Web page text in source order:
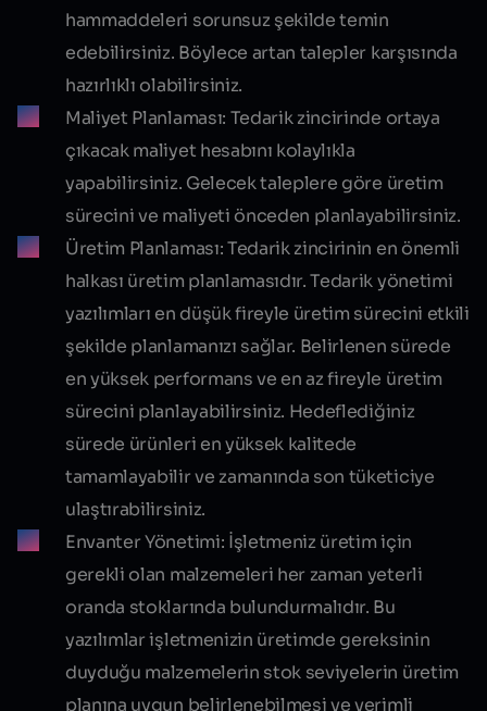
hammaddeleri sorunsuz şekilde temin
edebilirsiniz. Böylece artan talepler karşısında
hazırlıklı olabilirsiniz.
Maliyet Planlaması: Tedarik zincirinde ortaya
çıkacak maliyet hesabını kolaylıkla
yapabilirsiniz. Gelecek taleplere göre üretim
sürecini ve maliyeti önceden planlayabilirsiniz.
Üretim Planlaması:Tedarik zincirinin en önemli
halkası üretim planlamasıdır. Tedarik yönetimi
yazılımları en düşük fireyle üretim sürecini etkili
şekilde planlamanızı sağlar. Belirlenen sürede
en yüksek performans ve en az fireyle üretim
sürecini planlayabilirsiniz. Hedeflediğiniz
sürede ürünleri en yüksek kalitede
tamamlayabilir ve zamanında son tüketiciye
ulaştırabilirsiniz.
Envanter Yönetimi: İşletmeniz üretim için
gerekli olan malzemeleri her zaman yeterli
oranda stoklarında bulundurmalıdır. Bu
yazılımlar işletmenizin üretimde gereksinin
duyduğu malzemelerin stok seviyelerin üretim
planına uygun belirlenebilmesi ve verimli